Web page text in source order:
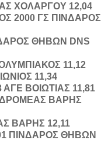
ΧΟΛΑΡΓΟΥ 12,04
2000 ΓΣ ΠΙΝΔΑΡΟΣ
ΘΗΒΩΝ DNS
11,12
11,34
ΑΓΕ ΒΟΙΩΤΙΑΣ 11,81
ΒΑΡΗΣ
ΒΑΡΗΣ 12,11
ΠΙΝΔΑΡΟΣ ΘΗΒΩΝ